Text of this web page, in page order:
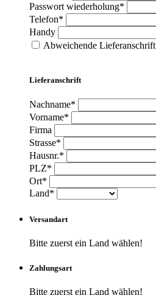
Passwort wiederholung*
Telefon*
Handy
Abweichende Lieferanschrift
Lieferanschrift
Nachname*
Vorname*
Firma
Strasse*
Hausnr.*
PLZ*
Ort*
Land*
Versandart
Bitte zuerst ein Land wählen!
Zahlungsart
Bitte zuerst ein Land wählen!